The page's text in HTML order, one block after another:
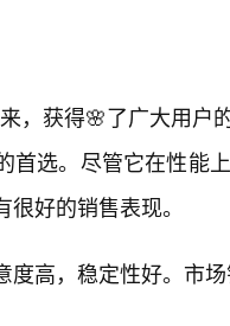
，获得🌸了广大用户
首选。尽管它在性能
好的销售表现。
度高，稳定性好。市